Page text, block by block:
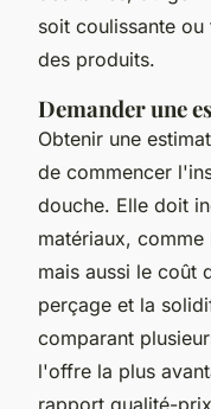
soit coulissante
des produits.
Demander une
Obtenir une
de commencer
douche. Elle doit
matériaux,
mais aussi le coût
perçage et la
comparant
l'offre la plus